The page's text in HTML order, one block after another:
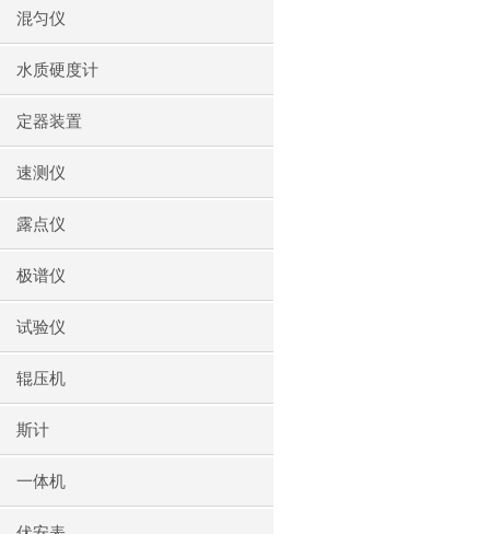
混匀仪
水质硬度计
定器装置
速测仪
露点仪
极谱仪
试验仪
辊压机
斯计
一体机